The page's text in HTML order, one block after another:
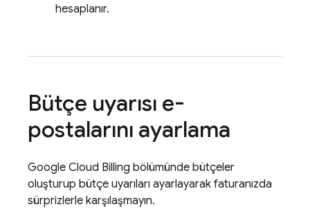
hesaplanır.
Bütçe uyarısı e-
postalarını ayarlama
Google Cloud Billing bölümünde bütçeler
oluşturup bütçe uyarıları ayarlayarak faturanızda
sürprizlerle karşılaşmayın.